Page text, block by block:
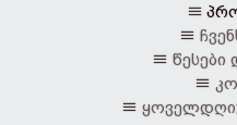
წესები